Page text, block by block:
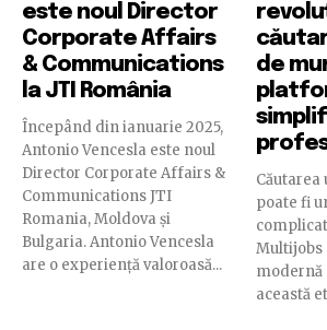
este noul Director
Corporate Affairs
& Communications
la JTI România
Începând din ianuarie 2025,
Antonio Vencesla este noul
Director Corporate Affairs &
Communications JTI
Romania, Moldova și
Bulgaria. Antonio Vencesla
are o experiență valoroasă...
de
Căutarea
poate fi
Multijobs
modernă
această